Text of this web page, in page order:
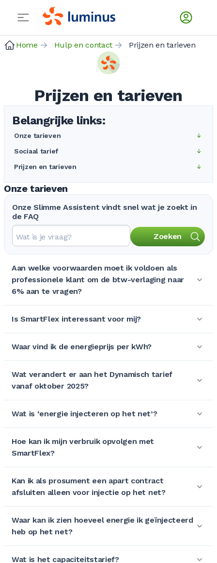
Home Hulp en contact Prijzen en tarieven
Prijzen en tarieven
Belangrijke links:
Onze tarieven
Sociaal tarief
Prijzen en tarieven
Onze tarieven
Onze Slimme Assistent vindt snel wat je zoekt in
de FAQ
Zoeken
Aan welke voorwaarden moet ik voldoen als
professionele klant om de btw-verlaging naar
6% aan te vragen?
Is SmartFlex interessant voor mij?
Waar vind ik de energieprijs per kWh?
Wat verandert er aan het Dynamisch tarief
vanaf oktober 2025?
Wat is ‘energie injecteren op het net’?
Hoe kan ik mijn verbruik opvolgen met
SmartFlex?
Kan ik als prosument een apart contract
afsluiten alleen voor injectie op het net?
Waar kan ik zien hoeveel energie ik geïnjecteerd
heb op het net?
Wat is het capaciteitstarief?